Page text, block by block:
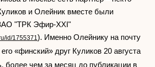
и Олейник вместе были
"ТРК Эфир-XXI"
id/1755371). Именно Олейнику на почту
его «финский» друг Куликов 20 августа
более чем за месяц до публикации в